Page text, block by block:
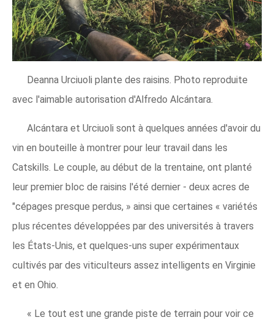
Deanna Urciuoli plante des raisins. Photo reproduite
avec l'aimable autorisation d'Alfredo Alcántara.
Alcántara et Urciuoli sont à quelques années d'avoir du
vin en bouteille à montrer pour leur travail dans les
Catskills. Le couple, au début de la trentaine, ont planté
leur premier bloc de raisins l'été dernier - deux acres de
"cépages presque perdus, » ainsi que certaines « variétés
plus récentes développées par des universités à travers
les États-Unis, et quelques-uns super expérimentaux
cultivés par des viticulteurs assez intelligents en Virginie
et en Ohio.
« Le tout est une grande piste de terrain pour voir ce